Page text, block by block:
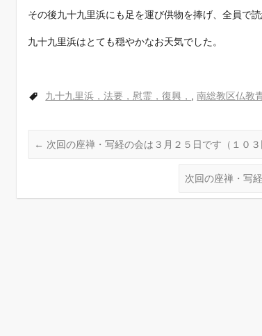
その後九十九里浜にも足を運び供物を捧げ、全員で読
九十九里浜はとても穏やかなお天気でした。
九十九里浜，法要，慰霊，復興， ,南総教区仏教
← 次回の座禅・写経の会は３月２５日です（１０３
次回の座禅・写